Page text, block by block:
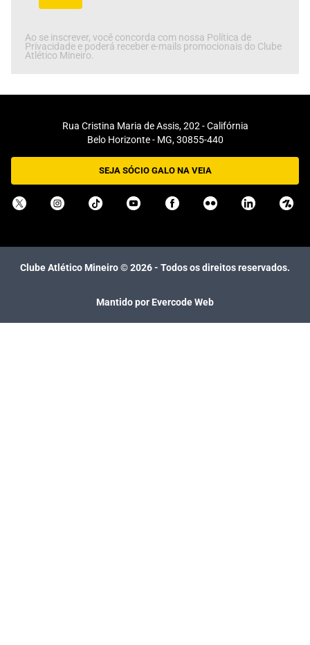
Ao se inscrever, você concorda com nossa Política de
Privacidade e poderá receber e-mails promocionais do Clube
Atlético Mineiro.
Rua Cristina Maria de Assis, 202 - Califórnia
Belo Horizonte - MG, 30855-440
SEJA SÓCIO GALO NA VEIA
Clube Atlético Mineiro ©2026- Todos os direitos reservados.
Mantido por Evercode Web